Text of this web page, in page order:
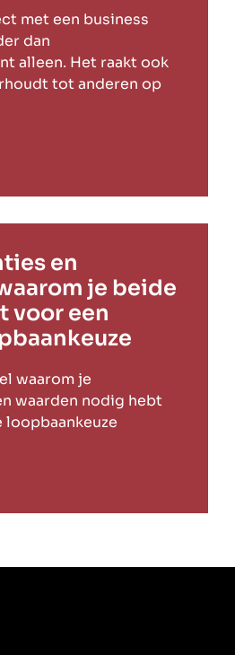
met een business
dan
alleen. Het raakt ook
tot anderen op
en
je beide
voor een
waarom je
waarden nodig hebt